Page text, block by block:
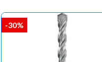
-30%